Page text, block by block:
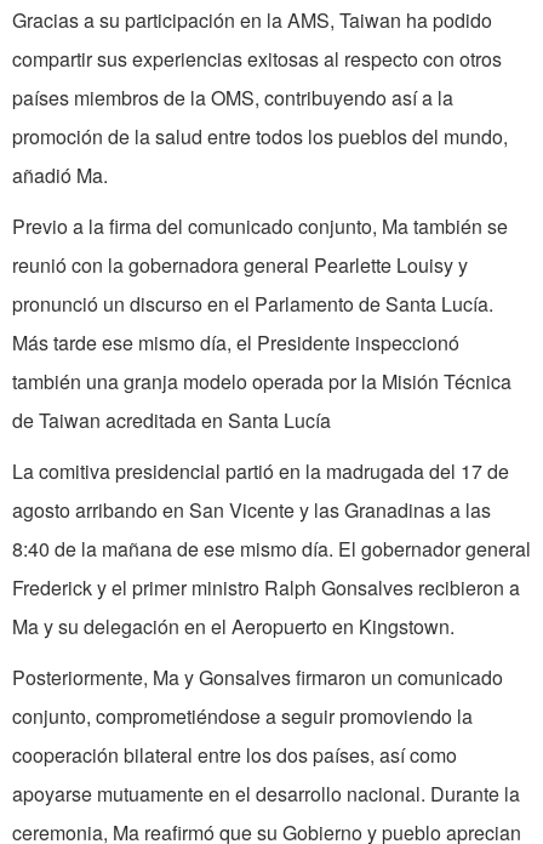
Gracias a su participación en la AMS, Taiwan ha podido
compartir sus experiencias exitosas al respecto con otros
países miembros de la OMS, contribuyendo así a la
promoción de la salud entre todos los pueblos del mundo,
añadió Ma.
Previo a la firma del comunicado conjunto, Ma también se
reunió con la gobernadora general Pearlette Louisy y
pronunció un discurso en el Parlamento de Santa Lucía.
Más tarde ese mismo día, el Presidente inspeccionó
también una granja modelo operada por la Misión Técnica
de Taiwan acreditada en Santa Lucía
La comitiva presidencial partió en la madrugada del 17 de
agosto arribando en San Vicente y las Granadinas a las
8:40 de la mañana de ese mismo día. El gobernador general
Frederick y el primer ministro Ralph Gonsalves recibieron a
Ma y su delegación en el Aeropuerto en Kingstown.
Posteriormente, Ma y Gonsalves firmaron un comunicado
conjunto, comprometiéndose a seguir promoviendo la
cooperación bilateral entre los dos países, así como
apoyarse mutuamente en el desarrollo nacional. Durante la
ceremonia, Ma reafirmó que su Gobierno y pueblo aprecian